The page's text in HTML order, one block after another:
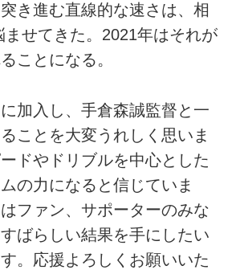
き進む直線的な速さは、相
ませてきた。2021年はそれが
ことになる。
に加入し、手倉森誠監督と一
ことを大変うれしく思いま
ドやドリブルを中心とした
の力になると信じていま
ファン、サポーターのみな
ばらしい結果を手にしたい
。応援よろしくお願いいた